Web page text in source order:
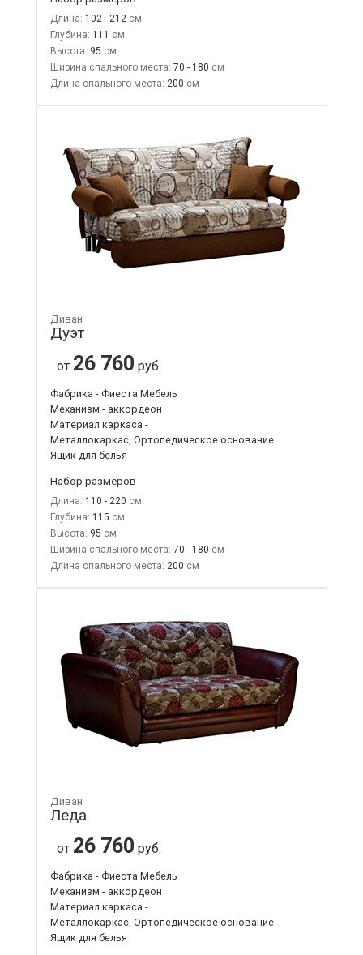
Длина: 102 - 212
Глубина: 111
Высота: 95
Ширина спального места: 70 - 180
Длина спального места: 200
Диван
Дуэт
от 26 760 руб.
Фабрика - Фиеста Мебель
Механизм - аккордеон
Материал каркаса -
Металлокаркас, Ортопедическое основание
Ящик для белья
Набор размеров
Длина: 110 - 220
Глубина: 115
Высота: 95
Ширина спального места: 70 - 180
Длина спального места: 200
Диван
Леда
от 26 760 руб.
Фабрика - Фиеста Мебель
Механизм - аккордеон
Материал каркаса -
Металлокаркас, Ортопедическое основание
Ящик для белья